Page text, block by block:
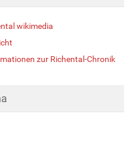
wikimedia
zur Richental-Chronik